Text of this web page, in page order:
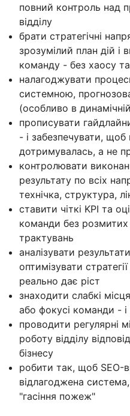
повний контроль над
відділу
брати стратегічні
зрозумілий план дій і
команду - без хаосу
налагоджувати
системною,
(особливо в
прописувати
- і забезпечувати,
дотримувалась, а не
контролювати
результату по всіх
технічка, структура,
ставити чіткі KPI та
команди без
трактувань
аналізувати
оптимізувати
реально дає ріст
знаходити слабкі
або фокусі команди -
проводити регулярні
роботу відділу
бізнесу
робити так, щоб SEO-
відлагоджена
"гасіння пожеж"